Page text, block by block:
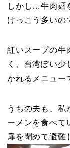
しかし…牛肉麺
けっこう多いの
紅いスープの牛
く、台湾ぽい
かれるメニュー
うちの夫も、私
ーメンを食べ
扉を閉めて避難